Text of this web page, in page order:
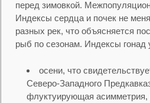
перед зимовкой.
Индексы сердца и почек не
разных рек, что объясняется
рыб по сезонам. Индексы гонад
осени, что
Северо-Западного
флуктуирующая асимметрия,